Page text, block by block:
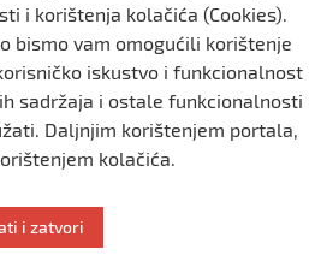
i korištenja kolačića (Cookies).
bismo vam omogućili korištenje
iskustvo i funkcionalnost
sadržaja i ostale funkcionalnosti
Daljnjim korištenjem portala,
kolačića.
i zatvori